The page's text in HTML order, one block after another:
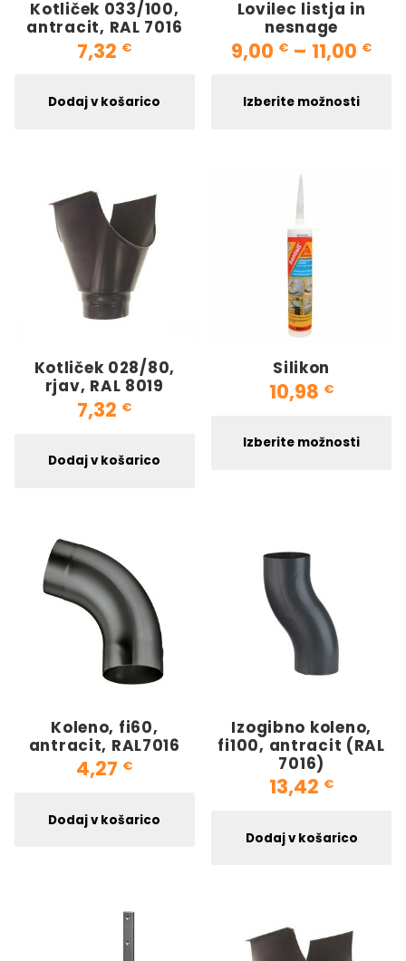
Kotliček 033/100,
antracit, RAL 7016
7,32 €
Dodaj v košarico
Lovilec listja in
nesnage
9,00 € – 11,00 €
Izberite možnosti
Kotliček 028/80,
rjav, RAL 8019
7,32 €
Dodaj v košarico
Silikon
10,98 €
Izberite možnosti
Koleno, fi60,
antracit, RAL7016
4,27 €
Dodaj v košarico
Izogibno koleno,
fi100, antracit (RAL
7016)
13,42 €
Dodaj v košarico